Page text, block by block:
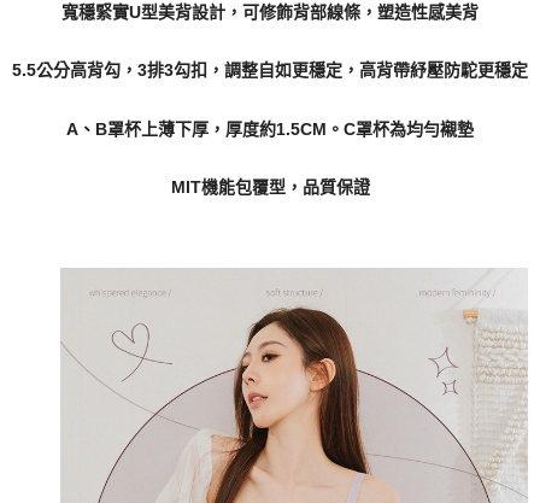
寬穩緊實U型美背設計，可修飾背部線條，塑造性感美背
5.5公分高背勾，3排3勾扣，調整自如更穩定，高背帶紓壓防駝更穩定
A、B罩杯上薄下厚，厚度約1.5CM。C罩杯為均勻襯墊
MIT機能包覆型，品質保證